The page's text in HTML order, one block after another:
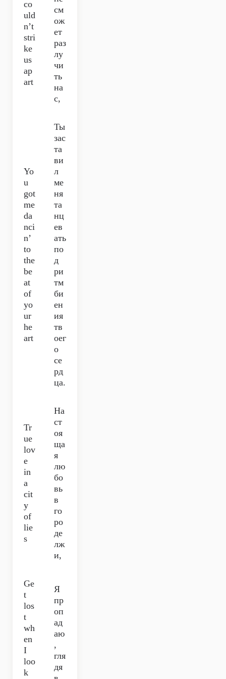
co
uld
n’t
stri
ke
us
ap
art
см
ож
ет
раз
лу
чи
ть
на
с,
Yo
u
got
me
da
nci
n’
to
the
be
at
of
yo
ur
he
art
Ты
зас
та
ви
л
ме
ня
та
нц
ев
ать
по
д
ри
тм
би
ен
ия
тв
оег
о
се
рд
ца.
Tr
ue
lov
e
in
a
cit
y
of
lie
s
На
ст
оя
ща
я
лю
бо
вь
в
го
ро
де
лж
и,
Ge
t
los
t
wh
en
I
loo
k
Я
пр
оп
ад
аю
,
гля
дя